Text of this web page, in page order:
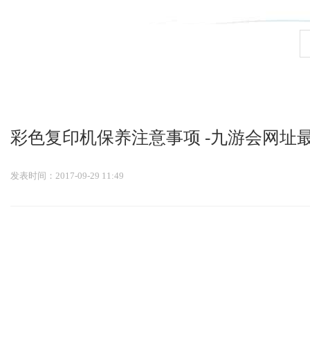
彩色复印机保养注意事项 -九游会网址
发表时间：2017-09-29 11:49